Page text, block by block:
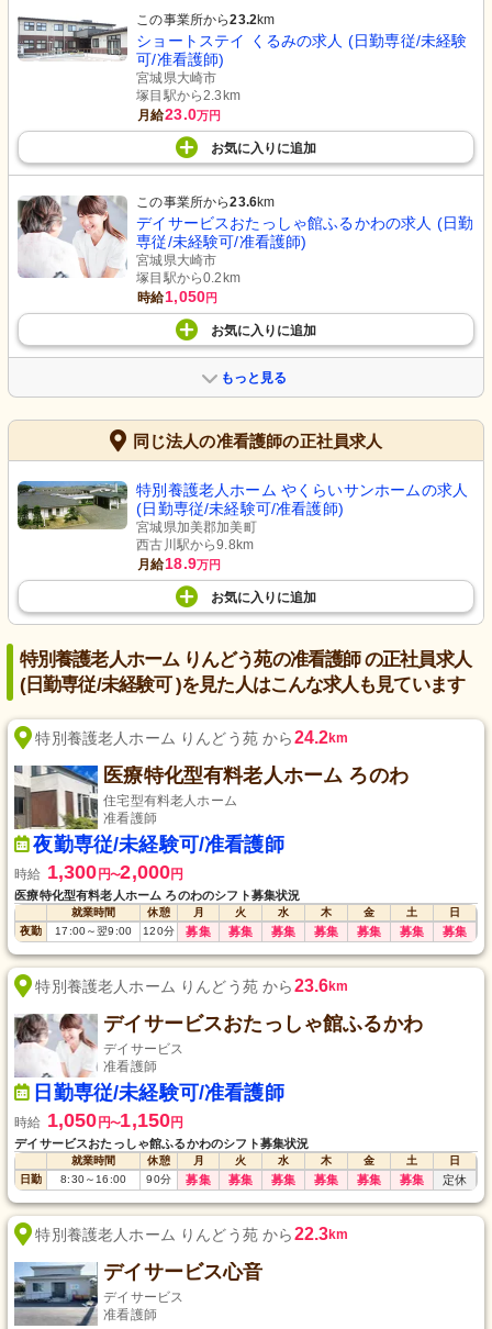
この事業所から23.2km
ショートステイ くるみの求人 (日勤専従/未経験
可/准看護師)
宮城県大崎市
塚目駅から2.3km
月給23.0万円
お気に入り に追加
この事業所から23.6km
デイサービスおたっしゃ館ふるかわの求人 (日勤
専従/未経験可/准看護師)
宮城県大崎市
塚目駅から0.2km
時給1,050円
お気に入り に追加
もっと見る
同じ法人の准看護師の正社員求人
特別養護老人ホーム やくらいサンホームの求人
(日勤専従/未経験可/准看護師)
宮城県加美郡加美町
西古川駅から9.8km
月給18.9万円
お気に入り に追加
特別養護老人ホーム りんどう苑の准看護師 の正社員求人
(日勤専従/未経験可 )を見た人はこんな求人も見ています
特別養護老人ホーム りんどう苑 から24.2km
医療特化型有料老人ホーム ろのわ
住宅型有料老人ホーム
准看護師
夜勤専従/未経験可/准看護師
時給 1,300 円〜2,000円
医療特化型有料老人ホーム ろのわのシフト募集状況
就業時間 休憩 月 火 水 木 金 土
日
夜勤
17:00～翌9:00 120分 募集 募集 募集 募集 募集 募集 募集
特別養護老人ホーム りんどう苑 から23.6km
デイサービスおたっしゃ館ふるかわ
デイサービス
准看護師
日勤専従/未経験可/准看護師
時給 1,050 円〜1,150円
デイサービスおたっしゃ館ふるかわのシフト募集状況
就業時間 休憩 月 火 水 木 金 土
日
日勤
8:30～16:00 90分 募集 募集 募集 募集 募集 募集 定休
特別養護老人ホーム りんどう苑 から22.3km
デイサービス心音
デイサービス
准看護師